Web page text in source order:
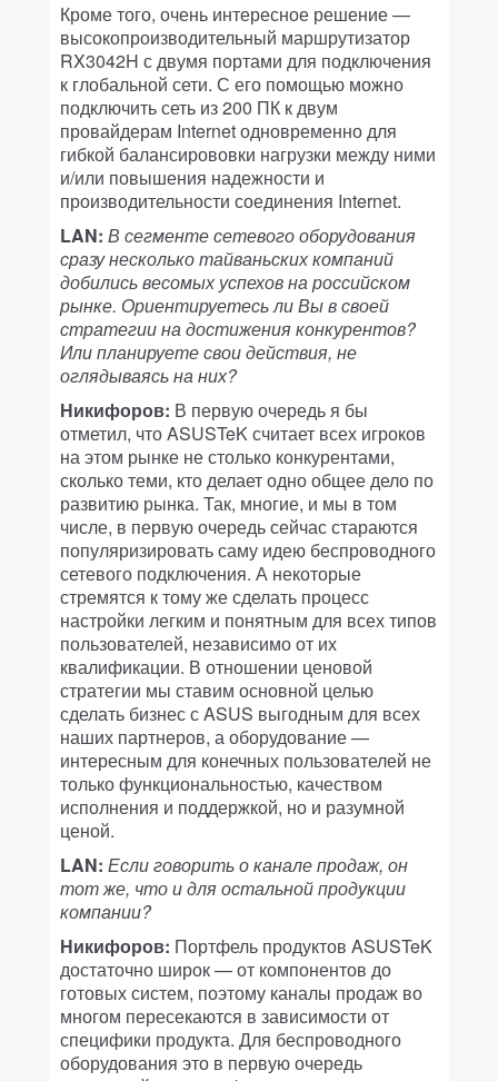
Кроме того, очень интересное решение —
высокопроизводительный маршрутизатор
RX3042H с двумя портами для подключения
к глобальной сети. С его помощью можно
подключить сеть из 200 ПК к двум
провайдерам Internet одновременно для
гибкой балансирововки нагрузки между ними
и/или повышения надежности и
производительности соединения Internet.
LAN: В сегменте сетевого оборудования
сразу несколько тайваньских компаний
добились весомых успехов на российском
рынке. Ориентируетесь ли Вы в своей
стратегии на достижения конкурентов?
Или планируете свои действия, не
оглядываясь на них?
Никифоров: В первую очередь я бы
отметил, что ASUSTeK считает всех игроков
на этом рынке не столько конкурентами,
сколько теми, кто делает одно общее дело по
развитию рынка. Так, многие, и мы в том
числе, в первую очередь сейчас стараются
популяризировать саму идею беспроводного
сетевого подключения. А некоторые
стремятся к тому же сделать процесс
настройки легким и понятным для всех типов
пользователей, независимо от их
квалификации. В отношении ценовой
стратегии мы ставим основной целью
сделать бизнес с ASUS выгодным для всех
наших партнеров, а оборудование —
интересным для конечных пользователей не
только функциональностью, качеством
исполнения и поддержкой, но и разумной
ценой.
LAN: Если говорить о канале продаж, он
тот же, что и для остальной продукции
компании?
Никифоров: Портфель продуктов ASUSTeK
достаточно широк — от компонентов до
готовых систем, поэтому каналы продаж во
многом пересекаются в зависимости от
специфики продукта. Для беспроводного
оборудования это в первую очередь